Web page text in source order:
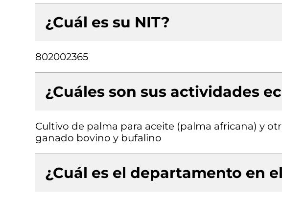
¿Cuál es su NIT?
802002365
¿Cuáles son sus actividades
Cultivo de palma para aceite (palma africana) y
ganado bovino y bufalino
¿Cuál es el departamento en